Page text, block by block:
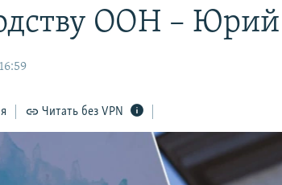
ООН – Юрий
Читать без VPN